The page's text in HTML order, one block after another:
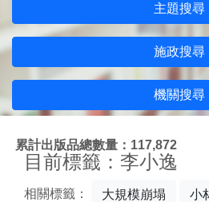
主題搜尋
施政搜尋
機關搜尋
累計出版品總數量：117,872
目前標籤：李小逸
相關標籤： 大規模崩塌 小